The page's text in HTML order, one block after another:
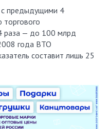
предыдущими 4
раза — до 100 млрд
года ВТО
составит лишь 25